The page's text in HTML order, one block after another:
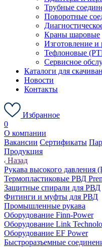
Трубные
Поворотные
Краны шаровые
Изготовление
Тефлоновые
Сервисное
Каталоги для
Новости
Контакты
Избранное
0
О компании
Вакансии Сертификаты
Продукция
Назад
Рукава высокого давления
Термопластиковые РВД
Защитные спирали для РВД
Фитинги и муфты для РВД
Промышленные рукава
Оборудование Finn-Power
Оборудование Link
Оборудование EF Power
Быстроразъемные